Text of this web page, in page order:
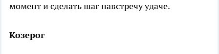
момент и сделать шаг навстречу удаче.
Козерог